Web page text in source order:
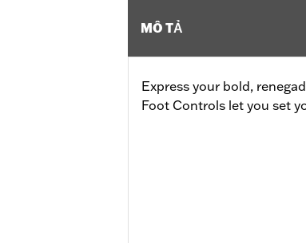
MÔ TẢ
Express your bold,
Foot Controls let you set